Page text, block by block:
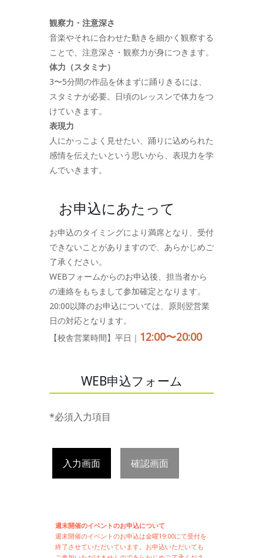
観察力・注意深さ
音楽やそれに合わせた動きを細かく観察する
ことで、注意深さ・観察力が身につきます。
体力（スタミナ）
3〜5分間の作品を休まずに踊りきるには、
スタミナが必要。日頃のレッスンで体力をつ
けていきます。
表現力
人にかっこよく見せたい、踊りに込められた
感情を伝えたいという思いから、表現力を学
んでいきます。
お申込にあたって
お申込のタイミングにより満席となり、受付
できないことがありますので、あらかじめご
了承ください。
WEBフォームからのお申込後、担当者から
の連絡をもちまして参加確定となります。
20:00以降のお申込については、原則翌営業
日の対応となります。
【校舎営業時間】平日｜ 12:00〜20:00
WEB申込フォーム
*必須入力項目
入力画面 確認画面
週末開催のイベントのお申込について
週末開催のイベントのお申込は金曜19:00にて受付を
終了させていただいています。お申込いただいても